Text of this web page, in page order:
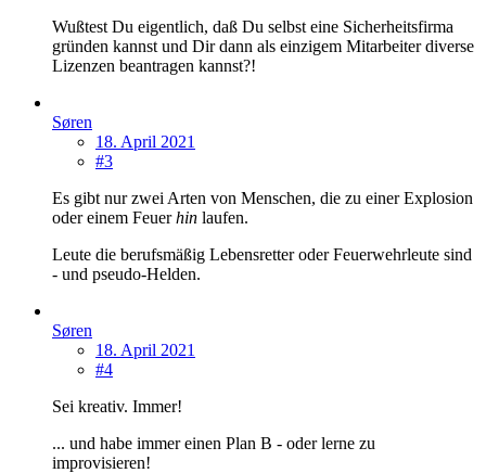
Wußtest Du eigentlich, daß Du selbst eine Sicherheitsfirma
gründen kannst und Dir dann als einzigem Mitarbeiter diverse
Lizenzen beantragen kannst?!
Søren
18. April 2021
#3
Es gibt nur zwei Arten von Menschen, die zu einer Explosion
oder einem Feuerhin laufen.
Leute die berufsmäßig Lebensretter oder Feuerwehrleute sind
- und pseudo-Helden.
Søren
18. April 2021
#4
Sei kreativ. Immer!
... und habe immer einen Plan B - oder lerne zu
improvisieren!